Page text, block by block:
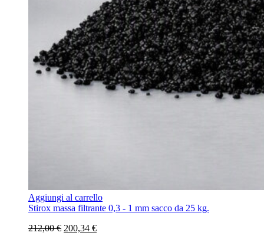
Aggiungi al carrello
Stirox massa filtrante 0,3 - 1 mm sacco da 25 kg.
212,00 € 200,34 €